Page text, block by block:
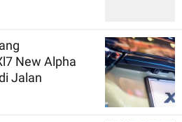
New Alpha
Jalan